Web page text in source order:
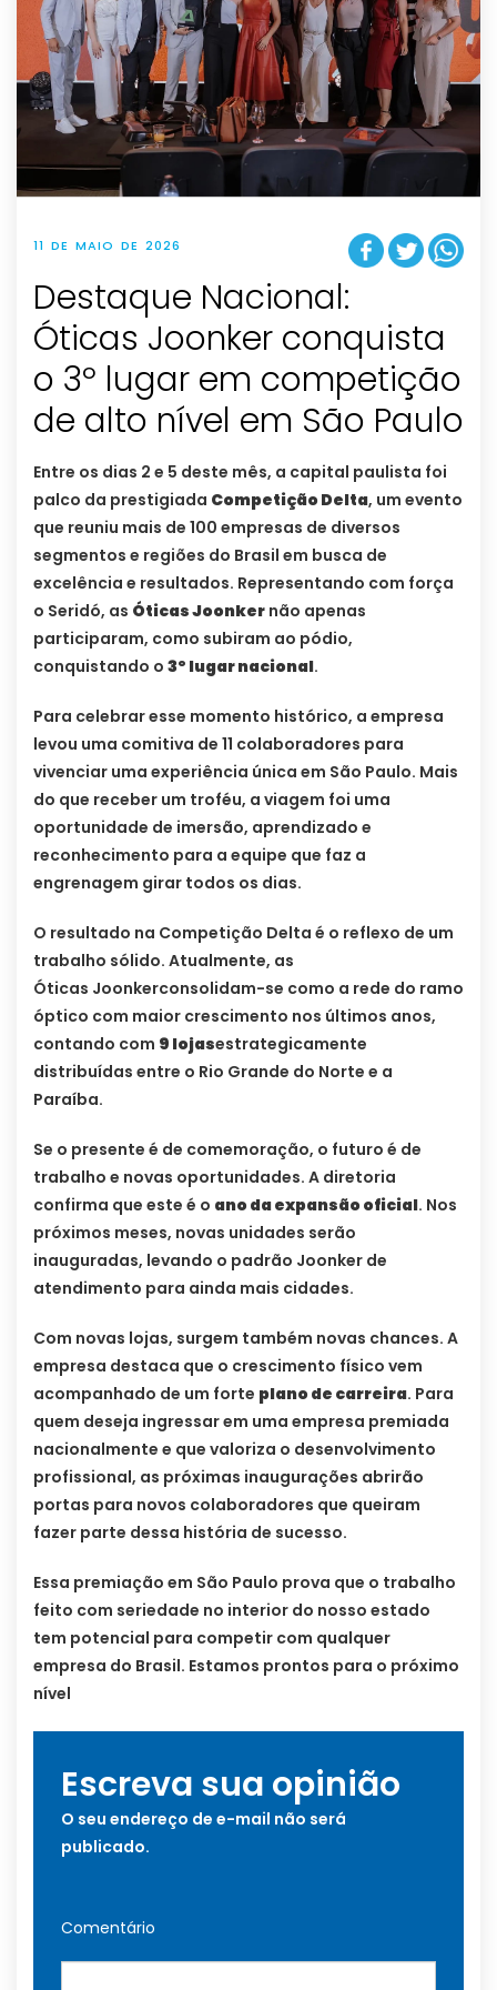
11 DE MAIO DE 2026
Destaque Nacional:
Óticas Joonker conquista
o 3º lugar em competição
de alto nível em São Paulo
Entre os dias 2 e 5 deste mês, a capital paulista foi
palco da prestigiada Competição Delta, um evento
que reuniu mais de 100 empresas de diversos
segmentos e regiões do Brasil em busca de
excelência e resultados. Representando com força
o Seridó, as ÓticasJoonker não apenas
participaram, como subiram ao pódio,
conquistando o 3º lugar nacional.
Para celebrar esse momento histórico, a empresa
levou uma comitiva de 11 colaboradores para
vivenciar uma experiência única em São Paulo. Mais
do que receber um troféu, a viagem foi uma
oportunidade de imersão, aprendizado e
reconhecimento para a equipe que faz a
engrenagem girar todos os dias.
O resultado na Competição Delta é o reflexo de um
trabalho sólido. Atualmente, as
Óticas Joonkerconsolidam-se como a rede do ramo
óptico com maior crescimento nos últimos anos,
contando com 9 lojasestrategicamente
distribuídas entre o Rio Grande do Norte e a
Paraíba.
Se o presente é de comemoração, o futuro é de
trabalho e novas oportunidades. A diretoria
confirma que este é o ano da expansão oficial. Nos
próximos meses, novas unidades serão
inauguradas, levando o padrão Joonker de
atendimento para ainda mais cidades.
Com novas lojas, surgem também novas chances. A
empresa destaca que o crescimento físico vem
acompanhado de um forte plano de carreira. Para
quem deseja ingressar em uma empresa premiada
nacionalmente e que valoriza o desenvolvimento
profissional, as próximas inaugurações abrirão
portas para novos colaboradores que queiram
fazer parte dessa história de sucesso.
Essa premiação em São Paulo prova que o trabalho
feito com seriedade no interior do nosso estado
tem potencial para competir com qualquer
empresa do Brasil. Estamos prontos para o próximo
nível
Escreva sua opinião
O seu endereço de e-mail não será
publicado.
Comentário